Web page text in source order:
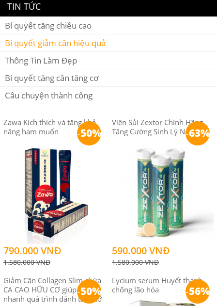
TIN TỨC
Bí quyết tăng chiều cao
Bí quyết giảm cân hiệu quả
Thông Tin Làm Đẹp
Bí quyết tăng cân tăng cơ
Câu chuyện thành công
Zawa Kích thích và tăng khả
năng ham muốn
790.000 VNĐ
1.580.000 VNĐ
-50%
Viên Sủi Zextor Chính Hãng
Tăng Cường Sinh Lý Nam
590.000 VNĐ
1.580.000 VNĐ
-63%
Giảm Cân Collagen Slim chứa
CA CAO HỮU CƠ giúp đẩy
nhanh quá trình đánh tan mỡ
-50%
Lycium serum Huyết thanh
chống lão hóa
-56%